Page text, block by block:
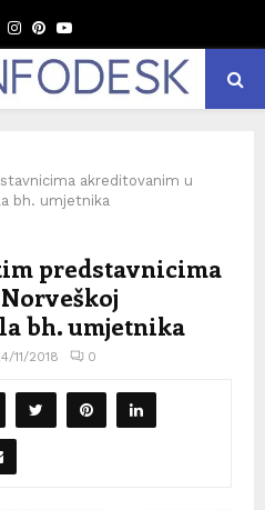
Instagram
Pinterest
Youtube
akreditovanim u
bh. umjetnika
predstavnicima
bh. umjetnika
11/2018 0